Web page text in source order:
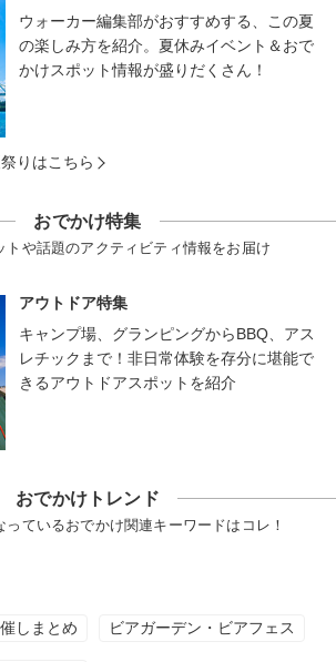
ウォーカー編集部がおすすめする、この夏
の楽しみ方を紹介。夏休みイベント＆おで
かけスポット情報が盛りだくさん！
りはこちら
おでかけ特集
トや話題のアクティビティ情報をお届け
アウトドア特集
キャンプ場、グランピングからBBQ、アス
レチックまで！非日常体験を存分に堪能で
きるアウトドアスポットを紹介
おでかけトレンド
っているおでかけ関連キーワードはコレ！
しまとめ ビアガーデン・ビアフェス